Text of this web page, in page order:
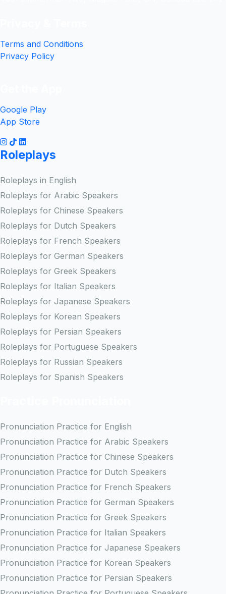
Terms and Conditions
Privacy Policy
Google Play
App Store
Roleplays
Roleplays in English
Roleplays for Arabic Speakers
Roleplays for Chinese Speakers
Roleplays for Dutch Speakers
Roleplays for French Speakers
Roleplays for German Speakers
Roleplays for Greek Speakers
Roleplays for Italian Speakers
Roleplays for Japanese Speakers
Roleplays for Korean Speakers
Roleplays for Persian Speakers
Roleplays for Portuguese Speakers
Roleplays for Russian Speakers
Roleplays for Spanish Speakers
Pronunciation Practice for English
Pronunciation Practice for Arabic Speakers
Pronunciation Practice for Chinese Speakers
Pronunciation Practice for Dutch Speakers
Pronunciation Practice for French Speakers
Pronunciation Practice for German Speakers
Pronunciation Practice for Greek Speakers
Pronunciation Practice for Italian Speakers
Pronunciation Practice for Japanese Speakers
Pronunciation Practice for Korean Speakers
Pronunciation Practice for Persian Speakers